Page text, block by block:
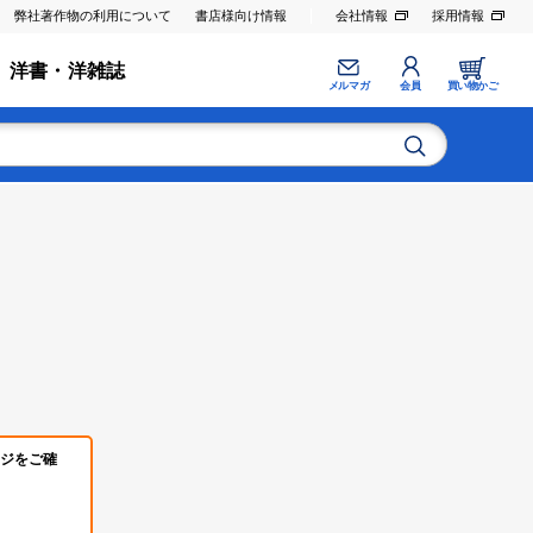
弊社著作物の利用について 書店様向け情報 会社情報 採用情報
洋書・洋雑誌
メルマガ 会員 買い物かご
をご確